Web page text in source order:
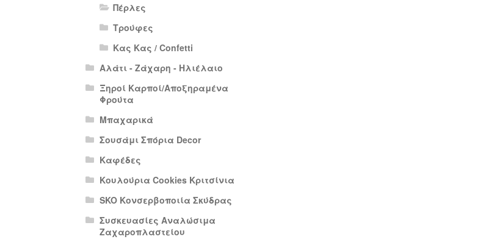
Πέρλες
Τρούφες
Κας Κας / Confetti
Αλάτι - Ζάχαρη - Ηλιέλαιο
Ξηροί Καρποί/Αποξηραμένα
Φρούτα
Μπαχαρικά
Σουσάμι Σπόρια Decor
Καφέδες
Κουλούρια Cookies Κριτσίνια
SKO Κονσερβοποιία Σκύδρας
Συσκευασίες Αναλώσιμα
Ζαχαροπλαστείου